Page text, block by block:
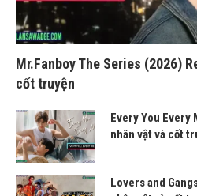
Mr.Fanboy The Series (2026)
cốt truyện
Every You Every
nhân vật và cốt
Lovers and